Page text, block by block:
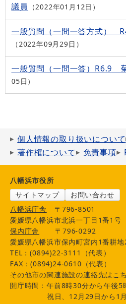
議員
2022年01月12日
一般質問（一問一答方式）
2022年09月29日
一般質問（一問一答）R6.9
05日
個人情報の取り扱いについて
著作権について
免責事項
八幡浜市役所
サイトマップ
お問い合わせ
八幡浜庁舎
〒796-8501
愛媛県八幡浜市北浜一丁目1番1号
保内庁舎
〒796-0292
愛媛県八幡浜市保内町宮内1番耕
TEL：(0894)22-3111（代表）
FAX：(0894)24-0610（代表）
その他市の関連施設の連絡先はこ
開庁時間：午前8時30分から午後5
祝日、12月29日から1